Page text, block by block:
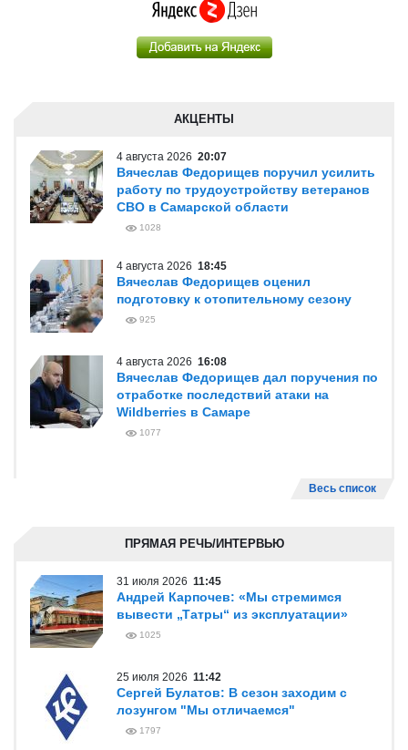
АКЦЕНТЫ
4 августа 2026 20:07
Вячеслав Федорищев поручил усилить
работу по трудоустройству ветеранов
СВО в Самарской области
1028
4 августа 2026 18:45
Вячеслав Федорищев оценил
подготовку к отопительному сезону
925
4 августа 2026 16:08
Вячеслав Федорищев дал поручения по
отработке последствий атаки на
Wildberries в Самаре
1077
Весь список
ПРЯМАЯ РЕЧЬ/ИНТЕРВЬЮ
31 июля 2026 11:45
Андрей Карпочев: «Мы стремимся
вывести „Татры“ из эксплуатации»
1025
25 июля 2026 11:42
Сергей Булатов: В сезон заходим с
лозунгом "Мы отличаемся"
1797